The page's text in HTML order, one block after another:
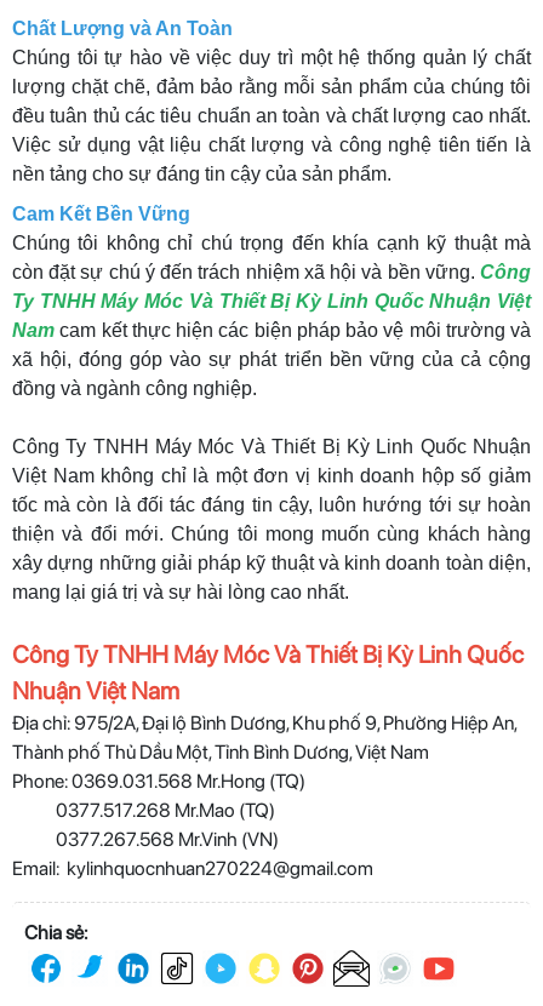
Chất Lượng và An Toàn
Chúng tôi tự hào về việc duy trì một hệ thống quản lý chất
lượng chặt chẽ, đảm bảo rằng mỗi sản phẩm của chúng tôi
đều tuân thủ các tiêu chuẩn an toàn và chất lượng cao nhất.
Việc sử dụng vật liệu chất lượng và công nghệ tiên tiến là
nền tảng cho sự đáng tin cậy của sản phẩm.
Cam Kết Bền Vững
Chúng tôi không chỉ chú trọng đến khía cạnh kỹ thuật mà
còn đặt sự chú ý đến trách nhiệm xã hội và bền vững. Công
Ty TNHH Máy Móc Và Thiết Bị Kỳ Linh Quốc Nhuận Việt
Nam cam kết thực hiện các biện pháp bảo vệ môi trường và
xã hội, đóng góp vào sự phát triển bền vững của cả cộng
đồng và ngành công nghiệp.
Công Ty TNHH Máy Móc Và Thiết Bị Kỳ Linh Quốc Nhuận
Việt Nam không chỉ là một đơn vị kinh doanh hộp số giảm
tốc mà còn là đối tác đáng tin cậy, luôn hướng tới sự hoàn
thiện và đổi mới. Chúng tôi mong muốn cùng khách hàng
xây dựng những giải pháp kỹ thuật và kinh doanh toàn diện,
mang lại giá trị và sự hài lòng cao nhất.
Công Ty TNHH Máy Móc Và Thiết Bị Kỳ Linh Quốc
Nhuận Việt Nam
Địa chỉ: 975/2A, Đại lộ Bình Dương, Khu phố 9, Phường Hiệp An,
Thành phố Thủ Dầu Một, Tỉnh Bình Dương, Việt Nam
Phone: 0369.031.568 Mr.Hong (TQ)
0377.517.268 Mr.Mao (TQ)
0377.267.568 Mr.Vinh (VN)
Email: kylinhquocnhuan270224@gmail.com
Chia sẻ: